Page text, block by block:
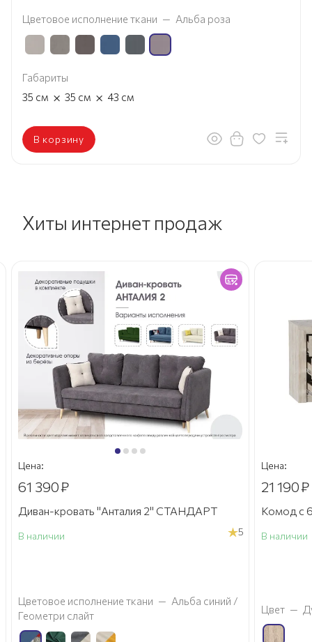
Цветовое исполнение ткани — Альба роза
Габариты
35 см × 35 см × 43 см
В корзину
Хиты интернет продаж
Цена:
61 390₽
Диван-кровать "Анталия 2" СТАНДАРТ
В наличии 5
Цветовое исполнение ткани — Альба синий /
Геометри слайт
Цена:
21 190₽
Комод с
В наличии
Цвет —